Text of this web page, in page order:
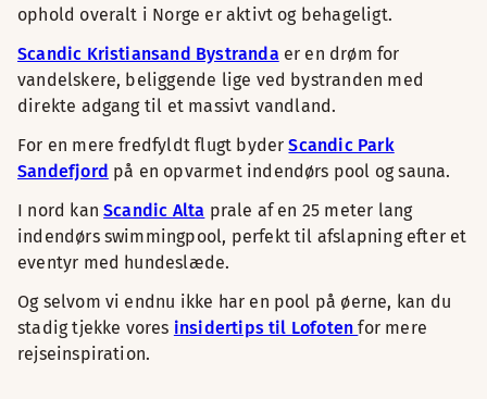
ophold overalt i Norge er aktivt og behageligt.
Scandic Kristiansand Bystranda er en drøm for
vandelskere, beliggende lige ved bystranden med
direkte adgang til et massivt vandland.
For en mere fredfyldt flugt byderScandic Park
Sandefjord på en opvarmet indendørs pool og sauna.
I nord kanScandic Alta prale af en 25 meter lang
indendørs swimmingpool, perfekt til afslapning efter et
eventyr med hundeslæde.
Og selvom vi endnu ikke har en pool på øerne, kan du
stadig tjekke vores insidertips til Lofotenfor mere
rejseinspiration.